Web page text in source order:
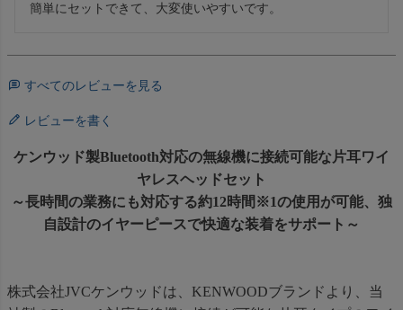
簡単にセットできて、大変使いやすいです。
すべてのレビューを見る
レビューを書く
ケンウッド製Bluetooth対応の無線機に接続可能な片耳ワイ
ヤレスヘッドセット
～長時間の業務にも対応する約12時間※1の使用が可能、独
自設計のイヤーピースで快適な装着をサポート～
株式会社JVCケンウッドは、KENWOODブランドより、当